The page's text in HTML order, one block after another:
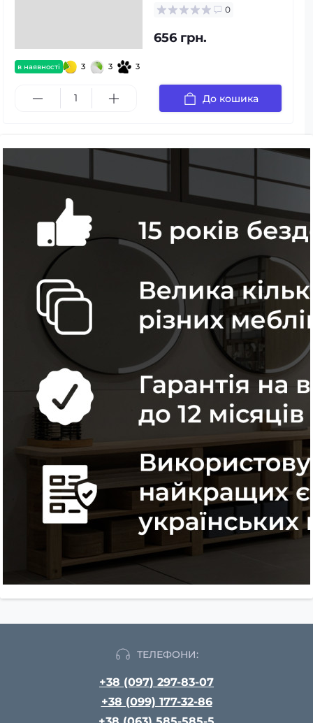
в наявності 3 3 3
0
656 грн.
До кошика
ТЕЛЕФОНИ:
+38 (097) 297-83-07
+38 (099) 177-32-86